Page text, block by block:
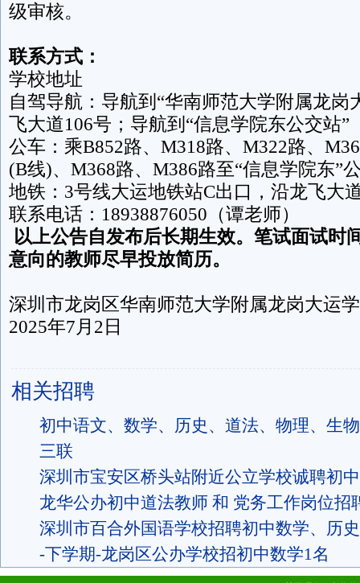
级审核。
联系方式：
学校地址
自驾导航：导航到“华南师范大学附属龙岗
飞大道106号；导航到“信息学院东公交站”
公车：乘B852路、M318路、M322路、
(B线)、M368路、M386路至“信息学院东”
地铁：3号线大运地铁站C出口，沿龙飞大
联系电话：18938876050（谭老师）
以上公告自发布后长期生效。笔试面试时
意向的教师尽早投放简历。
深圳市龙岗区华南师范大学附属龙岗大运
2025年7月2日
相关招聘
初中语文、数学、历史、道法、物理、生
三联
深圳市宝安区桥头站附近公立学校诚聘初
龙华公办初中道法教师 和 党务工作岗位招
深圳市百合外国语学校招聘初中数学、历
-下学期-龙岗区公办学校招初中数学1名